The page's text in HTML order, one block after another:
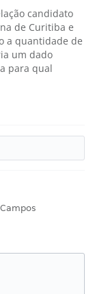
candidato
de Curitiba e
a quantidade de
um dado
para qual
Campos